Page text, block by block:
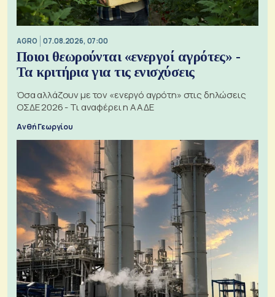
AGRO 07.08.2026, 07:00
Ποιοι θεωρούνται «ενεργοί αγρότες» -
Τα κριτήρια για τις ενισχύσεις
Όσα αλλάζουν με τον «ενεργό αγρότη» στις δηλώσεις
ΟΣΔΕ 2026 - Τι αναφέρει η ΑΑΔΕ
Ανθή Γεωργίου